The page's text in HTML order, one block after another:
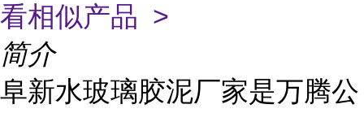
看相似产品 >
简介
阜新水玻璃胶泥厂家是万腾公